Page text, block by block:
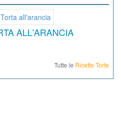
ALL'ARANCIA
Tutte le Ricette Torte